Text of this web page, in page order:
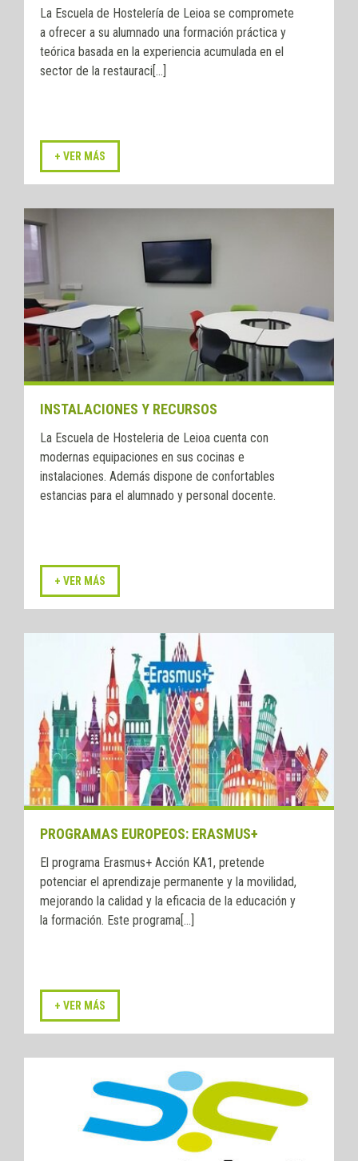
La Escuela de Hostelería de Leioa se compromete
a ofrecer a su alumnado una formación práctica y
teórica basada en la experiencia acumulada en el
sector de la restauraci[...]
INSTALACIONES Y RECURSOS
La Escuela de Hosteleria de Leioa cuenta con
modernas equipaciones en sus cocinas e
instalaciones. Además dispone de confortables
estancias para el alumnado y personal docente.
PROGRAMAS EUROPEOS: ERASMUS+
El programa Erasmus+ Acción KA1, pretende
potenciar el aprendizaje permanente y la movilidad,
mejorando la calidad y la eficacia de la educación y
la formación. Este programa[...]